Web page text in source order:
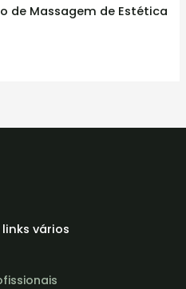
de Massagem de Estética
vários